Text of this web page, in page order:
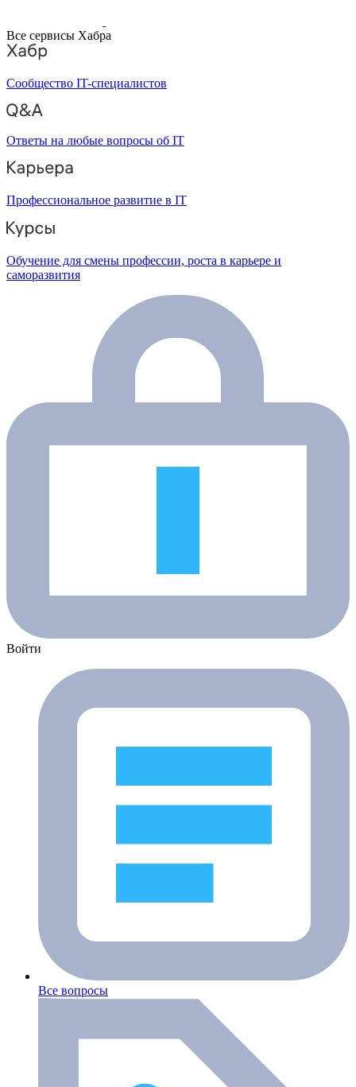
Все сервисы Хабра
Сообщество IT-специалистов
Ответы на любые вопросы об IT
Профессиональное развитие в IT
Обучение для смены профессии, роста в карьере и
саморазвития
Войти
Все вопросы